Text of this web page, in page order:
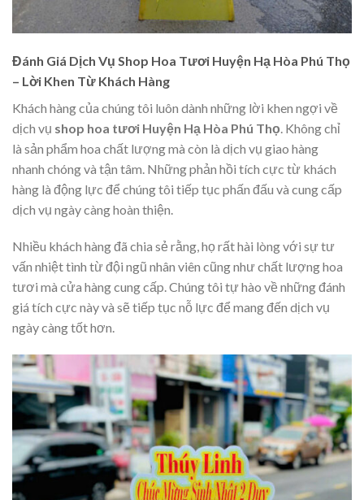
Đánh Giá Dịch Vụ Shop Hoa Tươi Huyện Hạ Hòa Phú Thọ
– Lời Khen Từ Khách Hàng
Khách hàng của chúng tôi luôn dành những lời khen ngợi về
dịch vụ shop hoa tươi Huyện Hạ Hòa Phú Thọ . Không chỉ
là sản phẩm hoa chất lượng mà còn là dịch vụ giao hàng
nhanh chóng và tận tâm. Những phản hồi tích cực từ khách
hàng là động lực để chúng tôi tiếp tục phấn đấu và cung cấp
dịch vụ ngày càng hoàn thiện.
Nhiều khách hàng đã chia sẻ rằng, họ rất hài lòng với sự tư
vấn nhiệt tình từ đội ngũ nhân viên cũng như chất lượng hoa
tươi mà cửa hàng cung cấp. Chúng tôi tự hào về những đánh
giá tích cực này và sẽ tiếp tục nỗ lực để mang đến dịch vụ
ngày càng tốt hơn.